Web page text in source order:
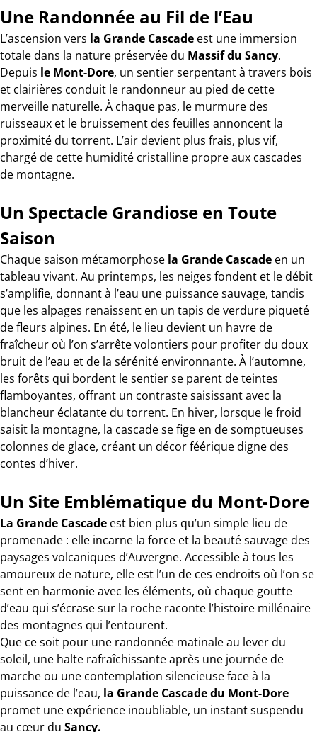
Une Randonnée au Fil de l’Eau
L’ascension vers la Grande Cascade est une immersion
totale dans la nature préservée du Massif du Sancy.
Depuis le Mont-Dore, un sentier serpentant à travers bois
et clairières conduit le randonneur au pied de cette
merveille naturelle. À chaque pas, le murmure des
ruisseaux et le bruissement des feuilles annoncent la
proximité du torrent. L’air devient plus frais, plus vif,
chargé de cette humidité cristalline propre aux cascades
de montagne.
Un Spectacle Grandiose en Toute
Saison
Chaque saison métamorphose la Grande Cascade en un
tableau vivant. Au printemps, les neiges fondent et le débit
s’amplifie, donnant à l’eau une puissance sauvage, tandis
que les alpages renaissent en un tapis de verdure piqueté
de fleurs alpines. En été, le lieu devient un havre de
fraîcheur où l’on s’arrête volontiers pour profiter du doux
bruit de l’eau et de la sérénité environnante. À l’automne,
les forêts qui bordent le sentier se parent de teintes
flamboyantes, offrant un contraste saisissant avec la
blancheur éclatante du torrent. En hiver, lorsque le froid
saisit la montagne, la cascade se fige en de somptueuses
colonnes de glace, créant un décor féérique digne des
contes d’hiver.
Un Site Emblématique du Mont-Dore
La Grande Cascade est bien plus qu’un simple lieu de
promenade : elle incarne la force et la beauté sauvage des
paysages volcaniques d’Auvergne. Accessible à tous les
amoureux de nature, elle est l’un de ces endroits où l’on se
sent en harmonie avec les éléments, où chaque goutte
d’eau qui s’écrase sur la roche raconte l’histoire millénaire
des montagnes qui l’entourent.
Que ce soit pour une randonnée matinale au lever du
soleil, une halte rafraîchissante après une journée de
marche ou une contemplation silencieuse face à la
puissance de l’eau, la Grande Cascade du Mont-Dore
promet une expérience inoubliable, un instant suspendu
au cœur du Sancy.